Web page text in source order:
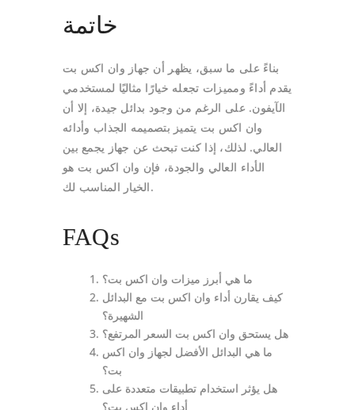
خاتمة
بناءً على ما سبق، يظهر أن جهاز وان اكس بت
يقدم أداءً ومميزات تجعله خيارًا مثاليًا لمستخدمي
الآيفون. على الرغم من وجود بدائل جيدة، إلا أن
وان اكس بت يتميز بتصميمه الجذاب وأدائه
العالي. لذلك، إذا كنت تبحث عن جهاز يجمع بين
الأداء العالي والجودة، فإن وان اكس بت هو
الخيار المناسب لك.
FAQs
ما هي أبرز ميزات وان اكس بت؟
كيف يقارن أداء وان اكس بت مع البدائل
الشهيرة؟
هل يستحق وان اكس بت السعر المرتفع؟
ما هي البدائل الأفضل لجهاز وان اكس
بت؟
هل يؤثر استخدام تطبيقات متعددة على
أداء وان اكس بت؟